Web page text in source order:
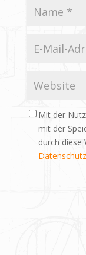
Mit der
mit der
durch diese